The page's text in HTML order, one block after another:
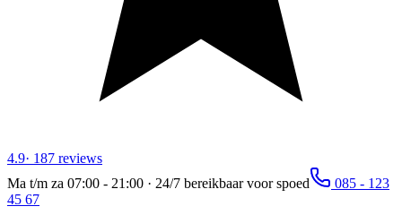
4.9· 187 reviews
Ma t/m za 07:00 - 21:00 · 24/7 bereikbaar voor spoed
085 - 123
45 67